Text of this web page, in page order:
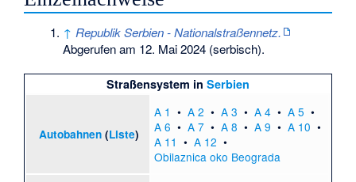
↑ Republik Serbien - Nationalstraßennetz.
Abgerufen am 12. Mai 2024 (serbisch).
Straßensystem in Serbien
Autobahnen(Liste)
A 1 • A 2 • A 3 • A 4• A 5 •
A 6 • A 7• A 8 • A 9 • A 10 •
A 11 • A 12 •
Obilaznica oko Beograda